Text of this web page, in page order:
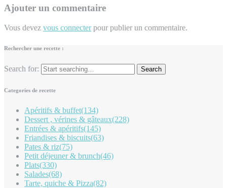
Ajouter un commentaire
Vous devez vous connecterpour publier un commentaire.
Rechercher une recette :
Search for:
Categories de recette
Apéritifs & buffet(134)
Dessert , vérines & gâteaux(228)
Entrées & apéritifs(145)
Friandises & biscuits(63)
Pates & riz(75)
Petit déjeuner & brunch(46)
Plats(330)
Salades(68)
Tarte, quiche & Pizza(82)